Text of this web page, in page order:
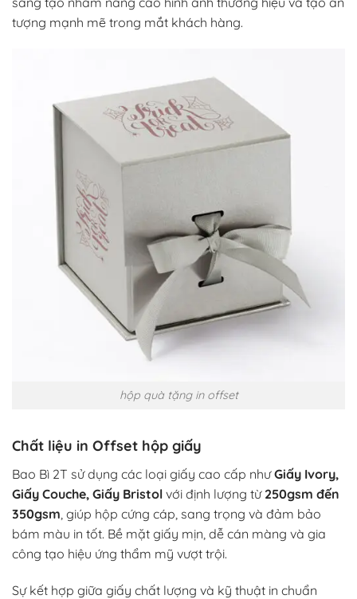
tượng mạnh mẽ trong mắt khách hàng.
hộp quà tặng in offset
Chất liệu in Offset hộp giấy
Bao Bì 2T sử dụng các loại giấy cao cấp nhưGiấy Ivory,
Giấy Couche, Giấy Bristol với định lượng từ 250gsm đến
350gsm , giúp hộp cứng cáp, sang trọng và đảm bảo
bám màu in tốt. Bề mặt giấy mịn, dễ cán màng và gia
công tạo hiệu ứng thẩm mỹ vượt trội.
Sự kết hợp giữa giấy chất lượng và kỹ thuật in chuẩn